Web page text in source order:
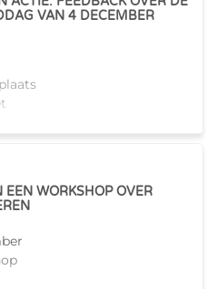
VAN 4 DECEMBER
WORKSHOP OVER